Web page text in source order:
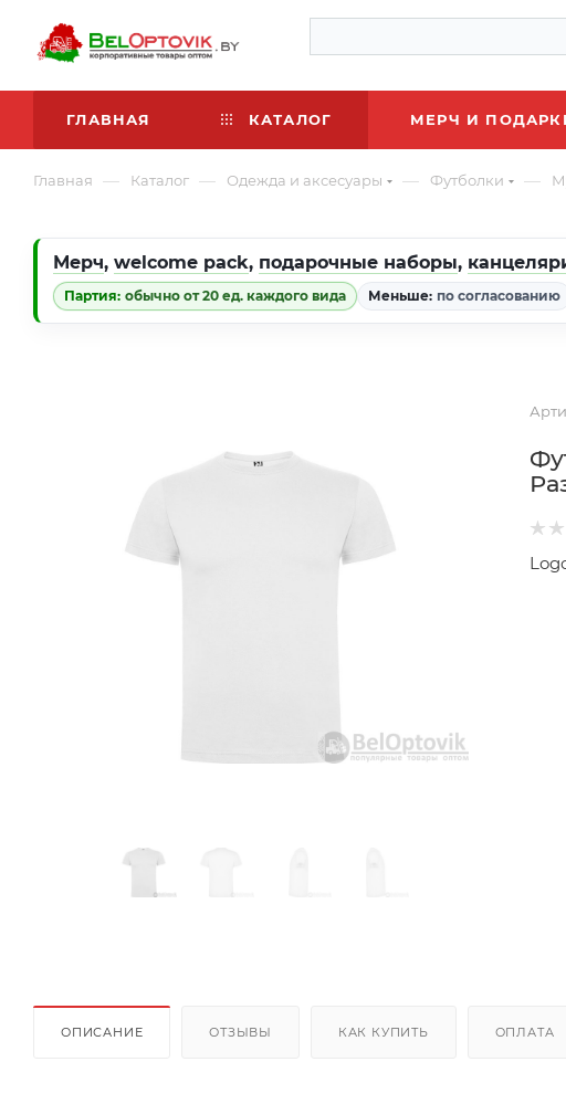
ГЛАВНАЯ КАТАЛОГ МЕРЧ И
Главная — Каталог — Одежда и аксесуары — Футболки —
Мерч, welcome pack, подарочные наборы,
Партия: обычно от 20 ед. каждого вида Меньше: по согласованию
ОПИСАНИЕ ОТЗЫВЫ КАК КУПИТЬ ОПЛАТА